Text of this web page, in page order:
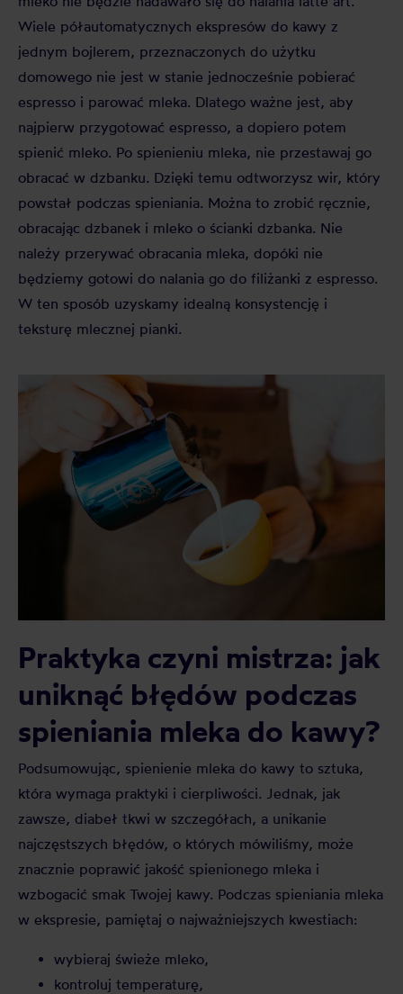
Wiele półautomatycznych ekspresów do kawy z
jednym bojlerem, przeznaczonych do użytku
domowego nie jest w stanie jednocześnie pobierać
espresso i parować mleka. Dlatego ważne jest, aby
najpierw przygotować espresso, a dopiero potem
spienić mleko. Po spienieniu mleka, nie przestawaj go
obracać w dzbanku. Dzięki temu odtworzysz wir, który
powstał podczas spieniania. Można to zrobić ręcznie,
obracając dzbanek i mleko o ścianki dzbanka. Nie
należy przerywać obracania mleka, dopóki nie
będziemy gotowi do nalania go do filiżanki z espresso.
W ten sposób uzyskamy idealną konsystencję i
teksturę mlecznej pianki.
Praktyka czyni mistrza: jak
uniknąć błędów podczas
spieniania mleka do kawy?
Podsumowując, spienienie mleka do kawy to sztuka,
która wymaga praktyki i cierpliwości. Jednak, jak
zawsze, diabeł tkwi w szczegółach, a unikanie
najczęstszych błędów, o których mówiliśmy, może
znacznie poprawić jakość spienionego mleka i
wzbogacić smak Twojej kawy. Podczas spieniania mleka
w ekspresie, pamiętaj o najważniejszych kwestiach:
wybieraj świeże mleko,
kontroluj temperaturę,